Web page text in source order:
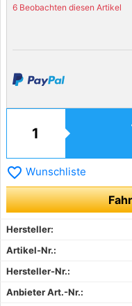
6 Beobachten diesen Artikel
favorite_border Wunschliste
Hersteller:
Artikel-Nr.:
Hersteller-Nr.:
Anbieter Art.-Nr.: